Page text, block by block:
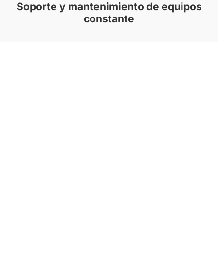
Soporte y mantenimiento de equipos
constante